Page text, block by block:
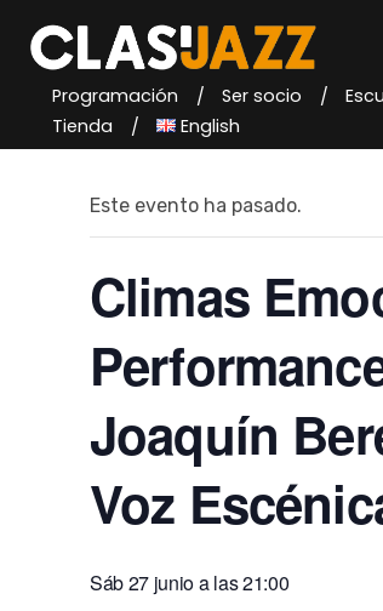
content
Programación Ser socio
Tienda
English
« Todos los Eventos
Este evento ha pasado.
Climas
Joaquín
Voz
Sáb 27 junio a las 21:00